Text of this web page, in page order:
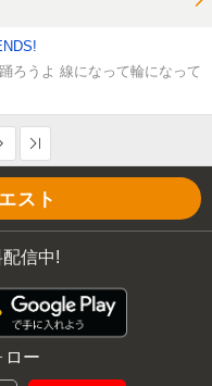
ろうよ 線になって輪になって
次へ
スト
信中!
ロー